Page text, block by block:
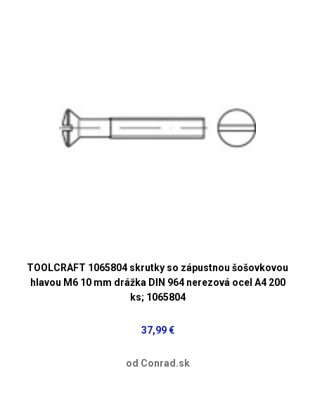
TOOLCRAFT 1065804 skrutky so zápustnou šošovkovou
hlavou M6 10 mm drážka DIN 964 nerezová ocel A4 200
ks; 1065804
37,99 €
od Conrad.sk